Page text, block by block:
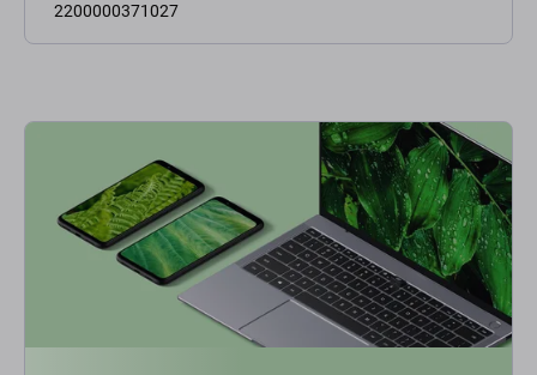
2200000371027